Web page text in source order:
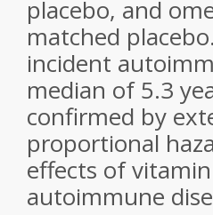
placebo, and
matched
incident
median of 5.3
confirmed by
proportional
effects of
autoimmune